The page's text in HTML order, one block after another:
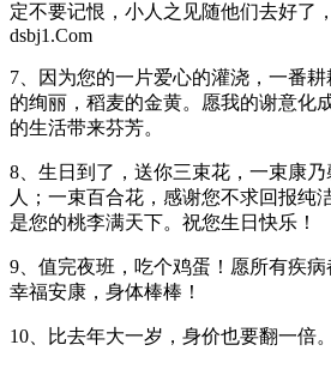
定不要记恨，小人之见随他们去好了
dsbj1.Com
7、因为您的一片爱心的灌浇，一番
的绚丽，稻麦的金黄。愿我的谢意化
的生活带来芬芳。
8、生日到了，送你三束花，一束康
人；一束百合花，感谢您不求回报纯
是您的桃李满天下。祝您生日快乐！
9、值完夜班，吃个鸡蛋！愿所有疾
幸福安康，身体棒棒！
10、比去年大一岁，身价也要翻一倍